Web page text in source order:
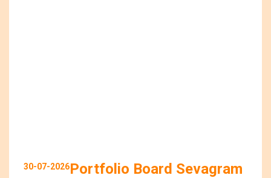
30-07-2026Portfolio Board Sevagram